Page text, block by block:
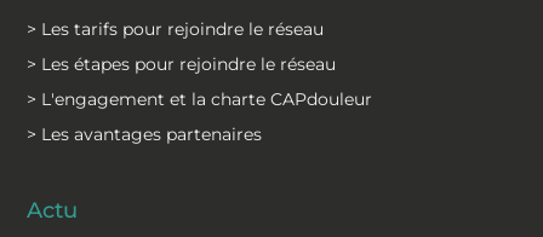
> Les tarifs pour rejoindre le réseau
> Les étapes pour rejoindre le réseau
> L'engagement et la charte CAPdouleur
> Les avantages partenaires
Actu